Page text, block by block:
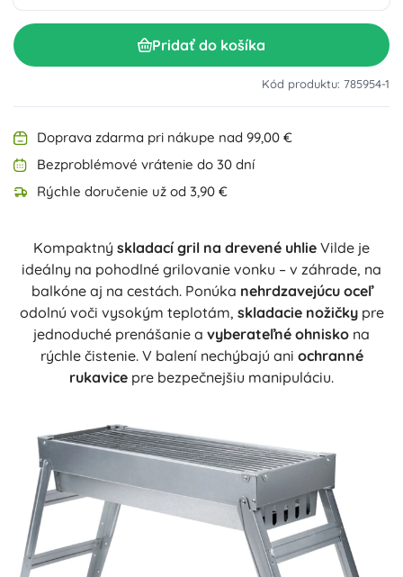
Pridať do košíka
Kód produktu: 785954-1
Doprava zdarma pri nákupe nad 99,00 €
Bezproblémové vrátenie do 30 dní
Rýchle doručenie už od 3,90 €
Kompaktný skladací gril na drevené uhlie Vilde je
ideálny na pohodlné grilovanie vonku – v záhrade, na
balkóne aj na cestách. Ponúka nehrdzavejúcu oceľ
odolnú voči vysokým teplotám, skladacie nožičkypre
jednoduché prenášanie a vyberateľné ohnisko na
rýchle čistenie. V balení nechýbajú ani ochranné
rukavice pre bezpečnejšiu manipuláciu.